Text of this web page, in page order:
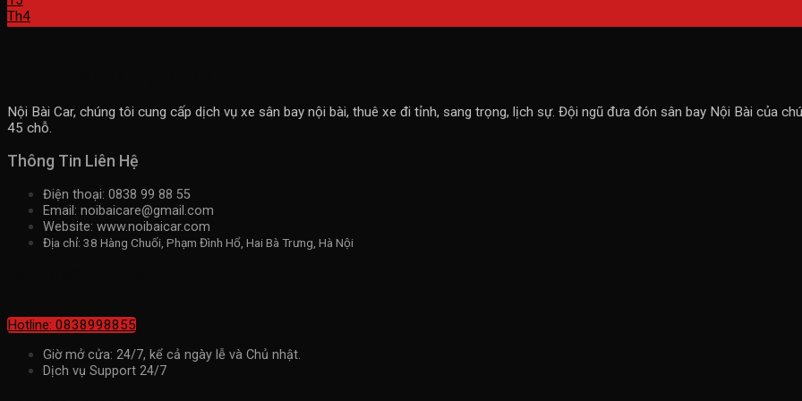
Th4
Nội Bài Car, chúng tôi cung cấp dịch vụ xe sân bay nội bài, thuê xe đi tỉnh, sang trọng, lịch sự. Đội ngũ đưa đón sân bay Nội Bài của
45 chỗ.
Thông Tin Liên Hệ
Điện thoại: 0838 99 88 55
Email: noibaicare@gmail.com
Website: www.noibaicar.com
Địa chỉ: 38 Hàng Chuối, Phạm Đình Hổ, Hai Bà Trưng, Hà Nội
Hotline: 0838998855
Giờ mở cửa: 24/7, kể cả ngày lễ và Chủ nhật.
Dịch vụ Support 24/7